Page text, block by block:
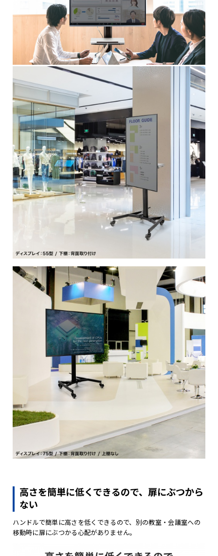
高さを簡単に低くできるので、扉にぶつから
ない
ハンドルで簡単に高さを低くできるので、別の教室・会議室への
移動時に扉にぶつかる心配がありません。